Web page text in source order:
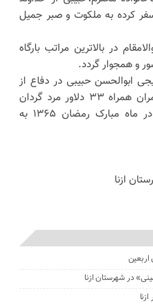
کرده به ملکوت و صبر جمیل
در بالاترین مراتب بارگاه
و همجوار گردد.
ابوالحسن حبیبی در دفاع از
شهر پیرانشهر در عملیات حاج عمران همراه ۳۳ دلاور مرد گردان
مالک اشتر ازنا در رزمی نابرابر در ماه مبارک رمضان ۱۳۶۵ به
ازنا
در شهرستان ازنا